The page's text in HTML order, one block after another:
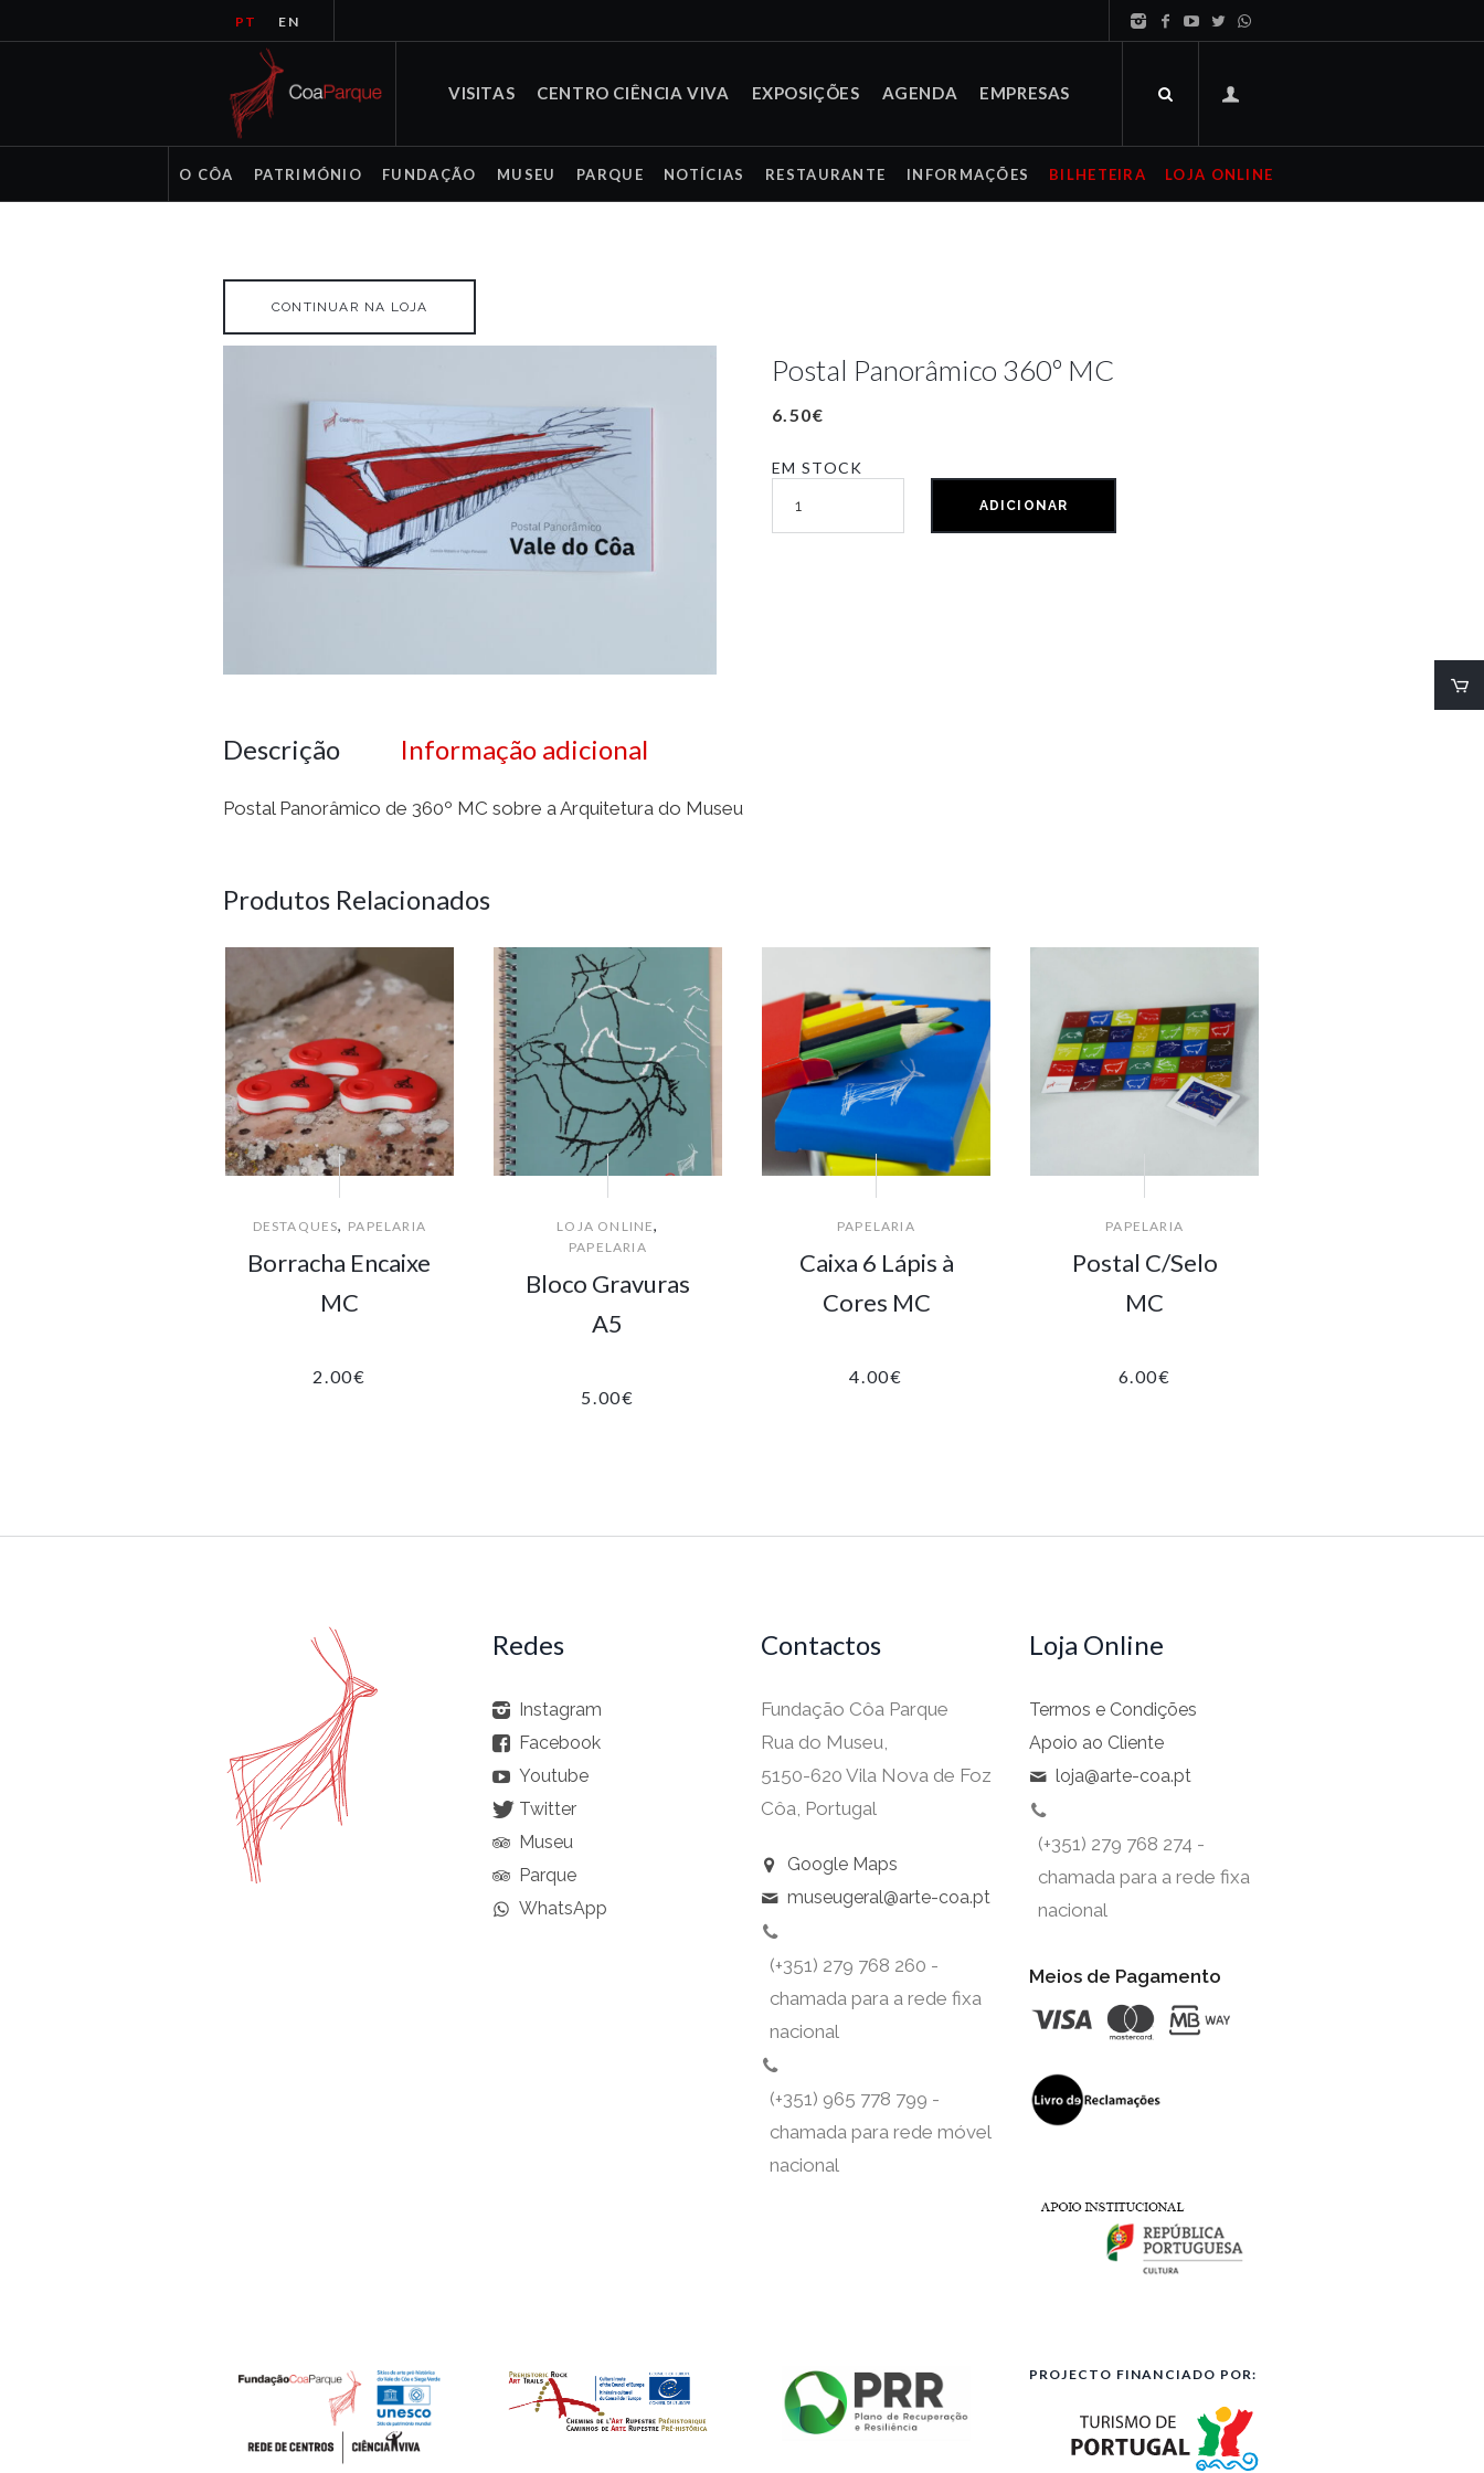
PT EN
VISITAS CENTRO CIÊNCIA VIVA EXPOSIÇÕES AGENDA EMPRESAS
O CÔA PATRIMÓNIO FUNDAÇÃO MUSEU PARQUE NOTÍCIAS RESTAURANTE INFORMAÇÕES BILHETEIRA LOJA ONLINE
CONTINUAR NA LOJA
Postal Panorâmico 360º MC
6.50€
EM STOCK
ADICIONAR
Descrição Informação adicional
Postal Panorâmico de 360º MC sobre a Arquitetura do Museu
Produtos Relacionados
DESTAQUES, PAPELARIA
Borracha Encaixe
MC
2.00€
LOJA ONLINE,
PAPELARIA
Bloco Gravuras
A5
5.00€
PAPELARIA
Caixa 6 Lápis à
Cores MC
4.00€
PAPELARIA
Postal C/Selo
MC
6.00€
Redes
Instagram
Facebook
Youtube
Twitter
Museu
Parque
WhatsApp
Contactos
Fundação Côa Parque
Rua do Museu,
5150-620 Vila Nova de Foz
Côa, Portugal
Google Maps
museugeral@arte-coa.pt
(+351) 279 768 260 -
chamada para a rede fixa
nacional
(+351) 965 778 799 -
chamada para rede móvel
nacional
Loja Online
Termos e Condições
Apoio ao Cliente
loja@arte-coa.pt
(+351) 279 768 274 -
chamada para a rede fixa
nacional
Meios de Pagamento
PROJECTO FINANCIADO POR: